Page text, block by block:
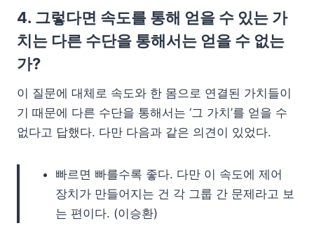
4. 그렇다면 속도를 통해 얻을 수 있는 가
치는 다른 수단을 통해서는 얻을 수 없는
가?
이 질문에 대체로 속도와 한 몸으로 연결된 가치들이
기 때문에 다른 수단을 통해서는 ‘그 가치’를 얻을 수
없다고 답했다. 다만 다음과 같은 의견이 있었다.
빠르면 빠를수록 좋다. 다만 이 속도에 제어
장치가 만들어지는 건 각 그룹 간 문제라고 보
는 편이다. (이승환)